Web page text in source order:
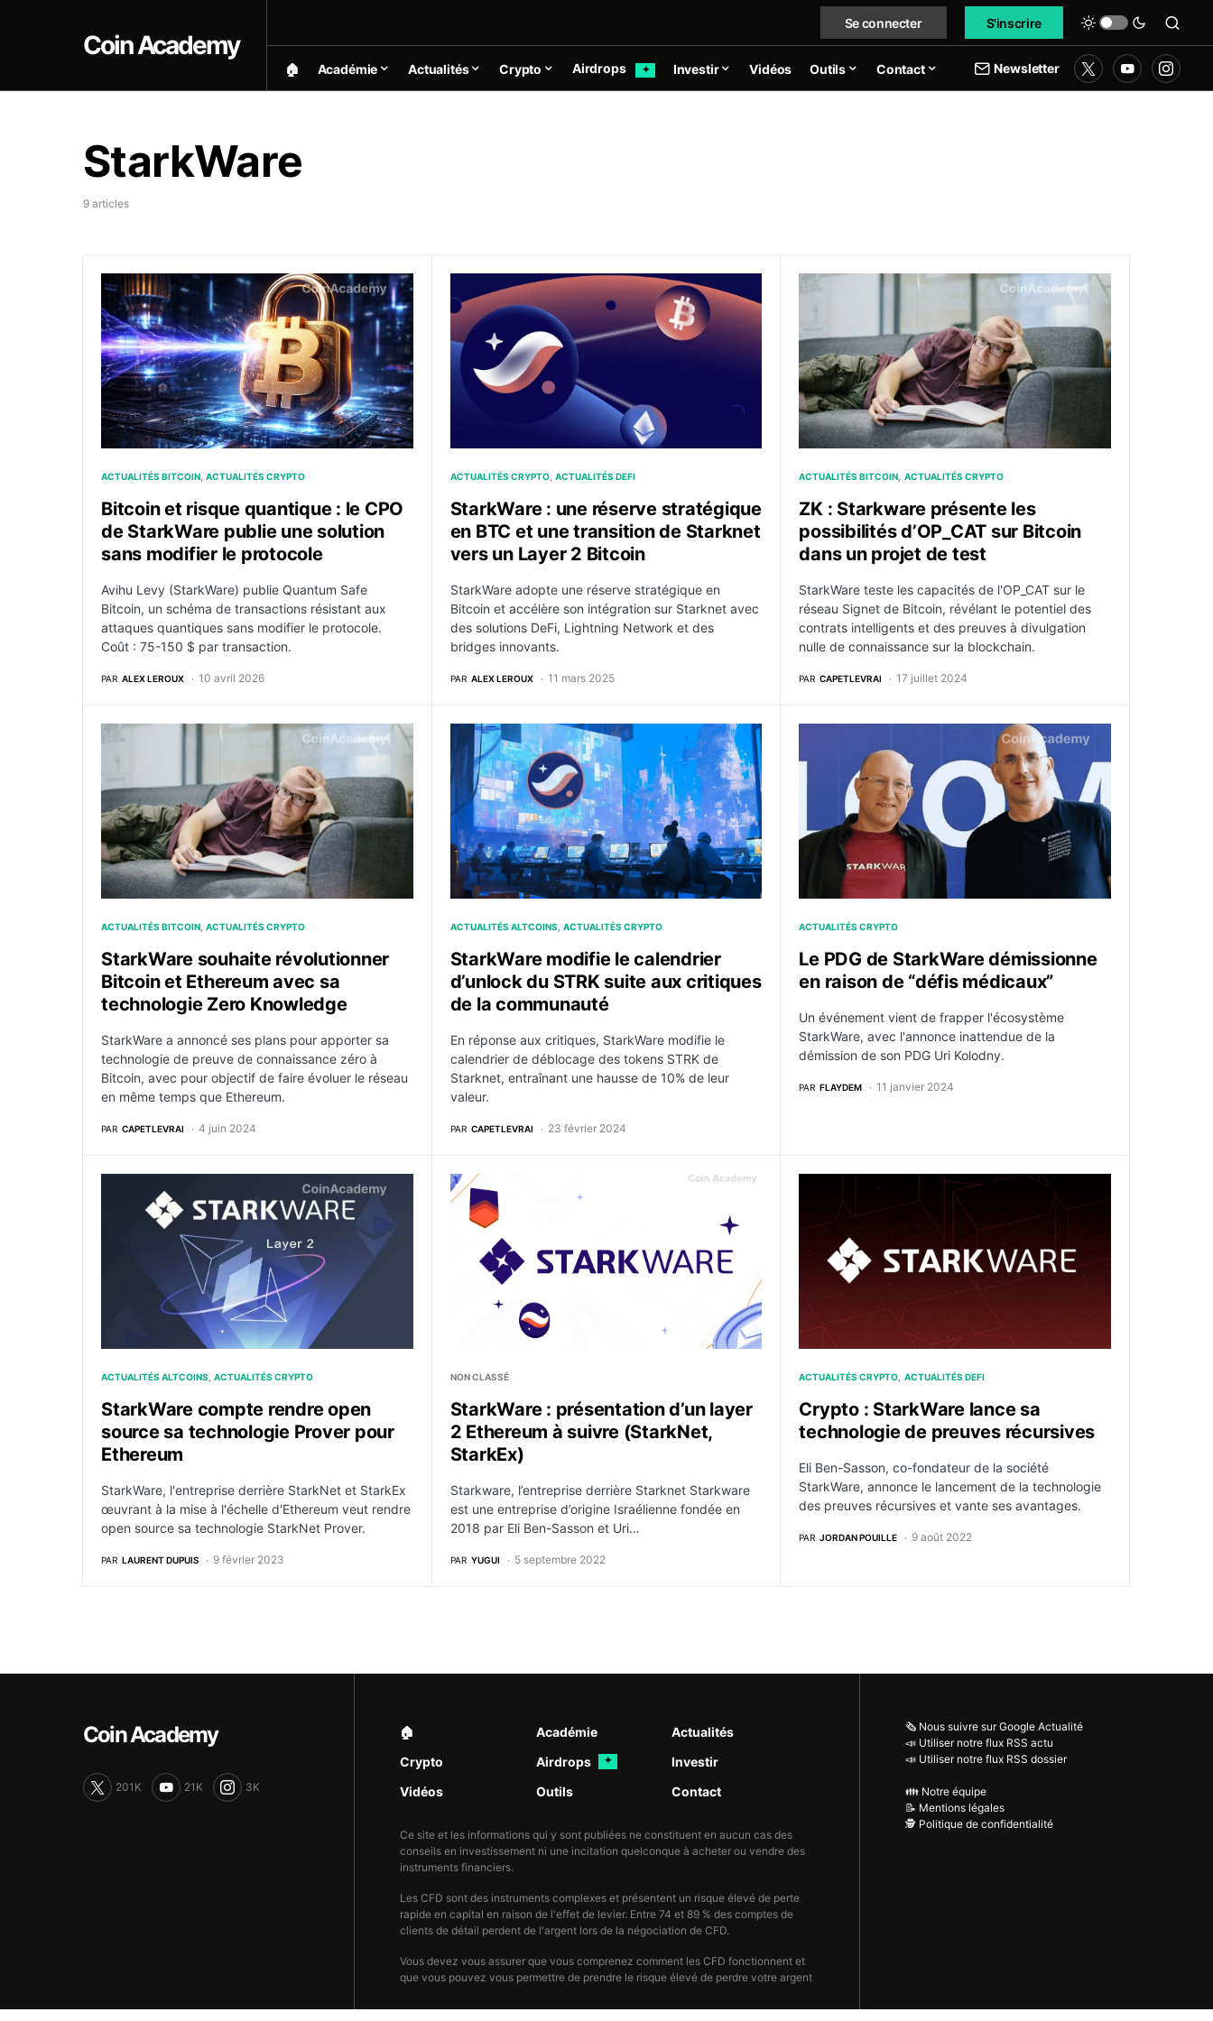
Coin Academy
Se connecter S'inscrire
🏠︎ Académie Actualités Crypto Airdrops ✦ Investir Vidéos Outils Contact Newsletter
StarkWare
9 articles
Bitcoin et risque quantique : le CPO de StarkWare publie une solution sans modifier le protocole
ACTUALITÉS BITCOIN ACTUALITÉS CRYPTO
Bitcoin et risque quantique : le CPO
de StarkWare publie une solution
sans modifier le protocole
Avihu Levy (StarkWare) publie Quantum Safe
Bitcoin, un schéma de transactions résistant aux
attaques quantiques sans modifier le protocole.
Coût : 75-150 $ par transaction.
PAR ALEX LEROUX 10 avril 2026
StarkWare : une réserve stratégique en BTC et une transition de Starknet vers un Layer 2 Bitcoin
ACTUALITÉS CRYPTO ACTUALITÉS DEFI
StarkWare : une réserve stratégique
en BTC et une transition de Starknet
vers un Layer 2 Bitcoin
StarkWare adopte une réserve stratégique en
Bitcoin et accélère son intégration sur Starknet avec
des solutions DeFi, Lightning Network et des
bridges innovants.
PAR ALEX LEROUX 11 mars 2025
ZK : Starkware présente les possibilités d’OP_CAT sur
ACTUALITÉS BITCOIN ACTUALITÉS CRYPTO
ZK : Starkware présente les
possibilités d’OP_CAT sur Bitcoin
dans un projet de test
StarkWare teste les capacités de l'OP_CAT sur le
réseau Signet de Bitcoin, révélant le potentiel des
contrats intelligents et des preuves à divulgation
nulle de connaissance sur la blockchain.
PAR CAPETLEVRAI 17 juillet 2024
StarkWare souhaite révolutionner Bitcoin et Ethereum avec sa technologie Zero Knowledge
ACTUALITÉS BITCOIN ACTUALITÉS CRYPTO
StarkWare souhaite révolutionner
Bitcoin et Ethereum avec sa
technologie Zero Knowledge
StarkWare a annoncé ses plans pour apporter sa
technologie de preuve de connaissance zéro à
Bitcoin, avec pour objectif de faire évoluer le réseau
en même temps que Ethereum.
PAR CAPETLEVRAI 4 juin 2024
StarkWare modifie le calendrier d’unlock du STRK suite aux critiques de la communauté
ACTUALITÉS ALTCOINS ACTUALITÉS CRYPTO
StarkWare modifie le calendrier
d’unlock du STRK suite aux critiques
de la communauté
En réponse aux critiques, StarkWare modifie le
calendrier de déblocage des tokens STRK de
Starknet, entraînant une hausse de 10% de leur
valeur.
PAR CAPETLEVRAI 23 février 2024
Le PDG de StarkWare démissionne en raison de “défis
ACTUALITÉS CRYPTO
Le PDG de StarkWare démissionne
en raison de “défis médicaux”
Un événement vient de frapper l'écosystème
StarkWare, avec l'annonce inattendue de la
démission de son PDG Uri Kolodny.
PAR FLAYDEM 11 janvier 2024
StarkWare compte rendre open source sa technologie Prover pour Ethereum
ACTUALITÉS ALTCOINS ACTUALITÉS CRYPTO
StarkWare compte rendre open
source sa technologie Prover pour
Ethereum
StarkWare, l'entreprise derrière StarkNet et StarkEx
œuvrant à la mise à l'échelle d'Ethereum veut rendre
open source sa technologie StarkNet Prover.
PAR LAURENT DUPUIS 9 février 2023
StarkWare : présentation d’un layer 2 Ethereum à suivre (StarkNet, StarkEx)
NON CLASSÉ
StarkWare : présentation d’un layer
2 Ethereum à suivre (StarkNet,
StarkEx)
Starkware, l’entreprise derrière Starknet Starkware
est une entreprise d’origine Israélienne fondée en
2018 par Eli Ben-Sasson et Uri…
PAR YUGUI 5 septembre 2022
Crypto : StarkWare lance sa technologie de preuves
ACTUALITÉS CRYPTO ACTUALITÉS DEFI
Crypto : StarkWare lance sa
technologie de preuves récursives
Eli Ben-Sasson, co-fondateur de la société
StarkWare, annonce le lancement de la technologie
des preuves récursives et vante ses avantages.
PAR JORDAN POUILLE 9 août 2022
Coin Academy
201K 21K 3K
🏠︎ Académie
Actualités
Crypto
Airdrops ✦
Investir
Vidéos
Outils Contact
Ce site et les informations qui y sont publiées ne constituent en aucun cas des
conseils en investissement ni une incitation quelconque à acheter ou vendre des
instruments financiers.
Les CFD sont des instruments complexes et présentent un risque élevé de perte
rapide en capital en raison de l'effet de levier. Entre 74 et 89 % des comptes de
clients de détail perdent de l'argent lors de la négociation de CFD.
Vous devez vous assurer que vous comprenez comment les CFD fonctionnent et
que vous pouvez vous permettre de prendre le risque élevé de perdre votre argent
🗞️ Nous suivre sur Google Actualité
📣 Utiliser notre flux RSS actu
📣 Utiliser notre flux RSS dossier
👪 Notre équipe
📝 Mentions légales
🕵️ Politique de confidentialité